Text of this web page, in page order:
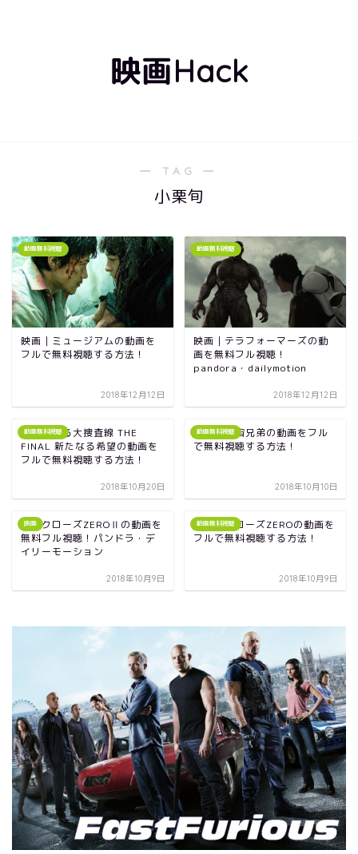
映画Hack
― TAG ―
小栗旬
動画無料視聴
映画｜ミュージアムの動画を
フルで無料視聴する方法！
2018年12月12日
動画無料視聴
映画｜テラフォーマーズの動
画を無料フル視聴！
pandora・dailymotion
2018年12月12日
動画無料視聴
映画｜踊る大捜査線 THE
FINAL 新たなる希望の動画を
フルで無料視聴する方法！
2018年10月20日
動画無料視聴
映画｜宇宙兄弟の動画をフル
で無料視聴する方法！
2018年10月10日
映画
映画クローズZEROⅡの動画を
無料フル視聴！パンドラ・デ
イリーモーション
2018年10月9日
動画無料視聴
映画｜クローズZEROの動画を
フルで無料視聴する方法！
2018年10月9日